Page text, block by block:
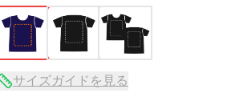
サイズガイドを見る